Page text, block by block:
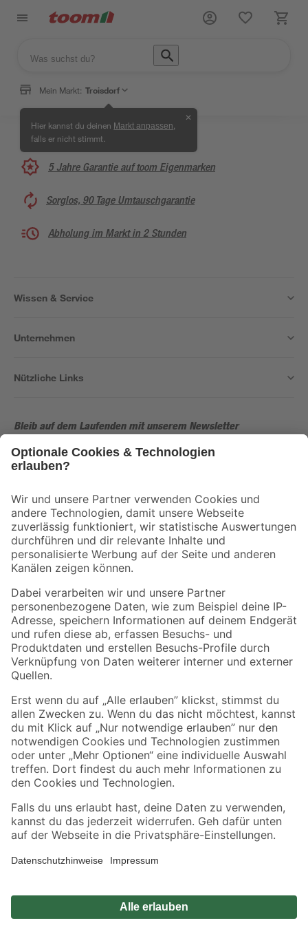
Mein Markt: Troisdorf
Hier kannst du deinen Markt anpassen
falls er nicht stimmt.
✕
5 Jahre Garantie auf toom Eigenmarken
Sorglos, 90 Tage Umtauschgarantie
Abholung im Markt in 2 Stunden
Wissen & Service
Unternehmen
Nützliche Links
Bleib auf dem Laufenden mit unserem Newsletter
Der toom Newsletter: Keine Angebote und Aktionen mehr verpassen!
Folge uns
Zahlungsarten Versandarten
Sicher einkaufen
Jetzt die toom-App herunterladen
Alle Preisangaben in EUR inkl. gesetzl. MwSt.. Die dargestellten Angebote sind unter
Umständen nicht in allen Märkten verfügbar. Die angegebenen Verfügbarkeiten beziehen
sich auf den unter "Mein Markt" ausgewählten toom Baumarkt. Alle Angebote und
*Paketversand ab 59 € versandkostenfrei, gilt nicht für Artikel mit Speditionsversand, hier
fallen zusätzliche Versandkosten an.
Privatsphäre Impressum